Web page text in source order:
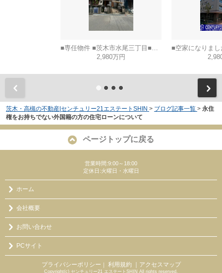
2,980万円
茨木・高槻の不動産|センチュリー21エステートSHIN > ブログ記事一覧 > 永住
権をお持ちでない外国籍の方の住宅ローンについて
ページトップに戻る
営業時間:9:00～18:00
定休日:火曜日・水曜日
ホーム
会社概要
お問い合わせ
PCサイト
プライバシーポリシー ｜ 利用規約 ｜アクセスマップ
Copyright(c) センチュリー21 エステートSHIN All rights reserved.